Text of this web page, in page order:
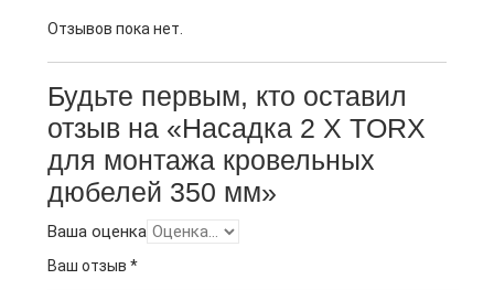
Отзывов пока нет.
Будьте первым, кто оставил
отзыв на «Насадка 2 X TORX
для монтажа кровельных
дюбелей 350 мм»
Ваша оценка
Ваш отзыв *